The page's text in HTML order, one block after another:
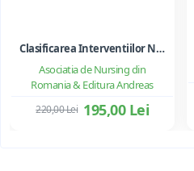
Asociatia de Nursing din
Romania & Editura Andreas
Clasificarea Interventiilor Nursing (NIC)
195,00 Lei
220,00 Lei